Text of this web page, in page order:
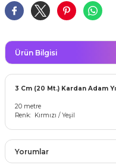
VE NİKAH Şekeri SARF
süsleri
Çorap
Ürün Bilgisi
3 Cm (20 Mt.) Kardan Adam
20 metre
Renk: Kırmızı / Yeşil
Yorumlar